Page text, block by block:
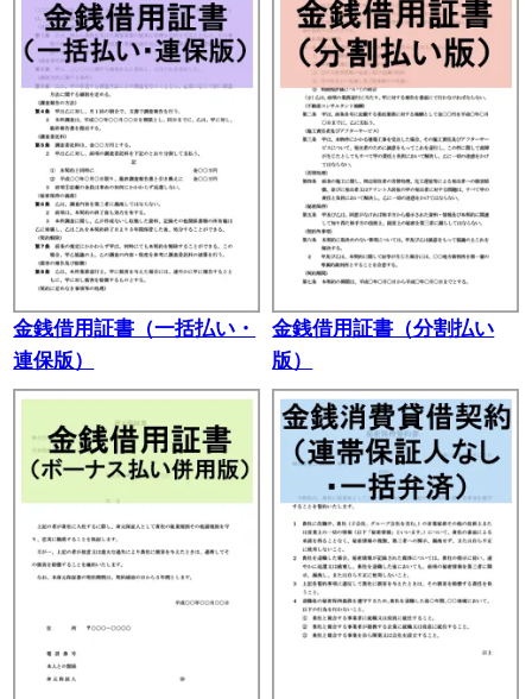
金銭借用証書（一括払い・
連保版）
金銭借用証書（分割払い
版）